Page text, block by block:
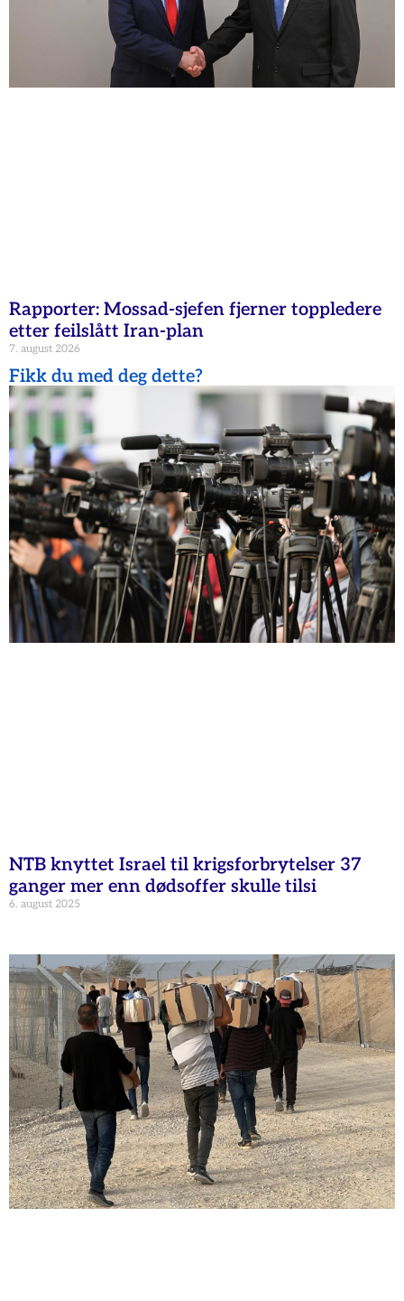
Rapporter: Mossad-sjefen fjerner toppledere
etter feilslått Iran-plan
7. august 2026
Fikk du med deg dette?
NTB knyttet Israel til krigsforbrytelser 37
ganger mer enn dødsoffer skulle tilsi
6. august 2025